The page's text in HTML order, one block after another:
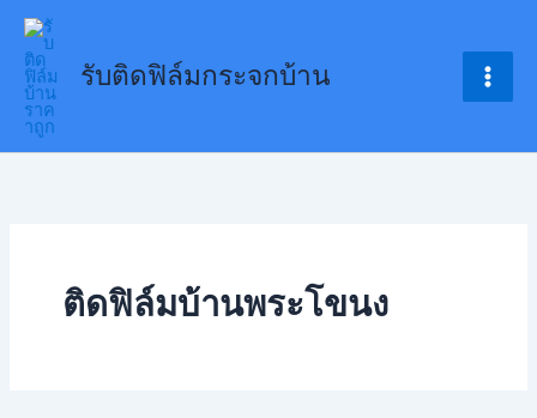
Skip
content
รับติดฟิล์มกระจกบ้าน
ติดฟิล์มบ้านพระโขนง